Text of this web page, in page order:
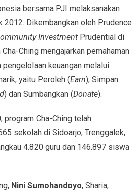
bersama PJI melaksanakan
2012. Dikembangkan oleh Prudence
InvestmentPrudential di
Ching mengajarkan pemahaman
keuangan melalui
yaitu Peroleh (Earn), Simpan
) dan Sumbangkan (Donate).
program Cha-Ching telah
sekolah di Sidoarjo, Trenggalek,
4.820 guru dan 146.897 siswa
Nini Sumohandoyo, Sharia,